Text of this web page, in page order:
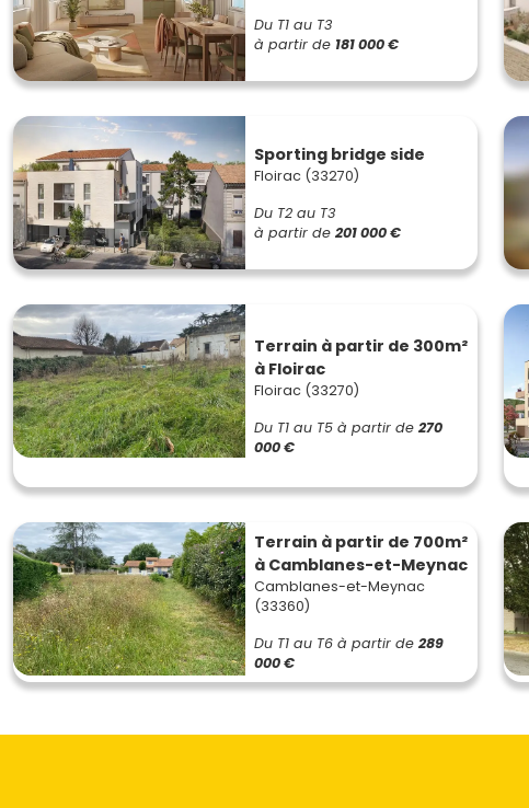
Du T1 au T3
à partir de 181 000 €
Sporting bridge side
Floirac (33270)
Du T2 au T3
à partir de 201 000 €
Terrain à partir de 300m²
à Floirac
Floirac (33270)
Du T1 au T5 à partir de 270
000 €
Terrain à partir de 700m²
à Camblanes-et-Meynac
Camblanes-et-Meynac
(33360)
Du T1 au T6 à partir de 289
000 €